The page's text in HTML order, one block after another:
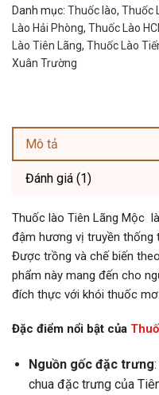
Danh mục: Thuốc lào, Thuốc
Lào Hải Phòng, Thuốc Lào
Lào Tiên Lãng, Thuốc Lào
Xuân Trường
Mô tả
Đánh giá (1)
Thuốc lào Tiên Lãng Mộc
đậm hương vị truyền thống
Được trồng và chế biến
phẩm này mang đến cho
đích thực với khói thuốc
Đặc điểm nổi bật của
Nguồn gốc đặc trưng
chua đặc trưng của